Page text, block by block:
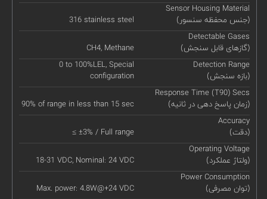
Sensor Housing Material
(جنس محفظه سنسور)
316 stainless steel
Detectable Gases
(گازهای قابل سنجش)
CH4, Methane
Detection Range
(بازه سنجش)
0 to 100%LEL, Special
configuration
Response Time (T90) Secs
(زمان پاسخ دهی در ثانیه)
90% of range in less than 15 sec
Accuracy
(دقت)
≤ ±3% / Full range
Operating Voltage
(ولتاژ عملکرد)
18-31 VDC, Nominal: 24 VDC
Power Consumption
(توان مصرفی)
Max. power: 4.8W@+24 VDC